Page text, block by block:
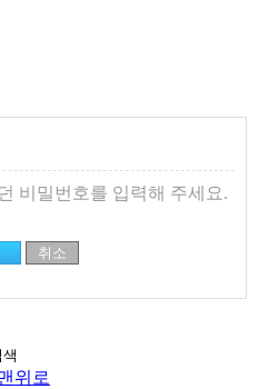
비밀번호를 입력해 주세요.
위로